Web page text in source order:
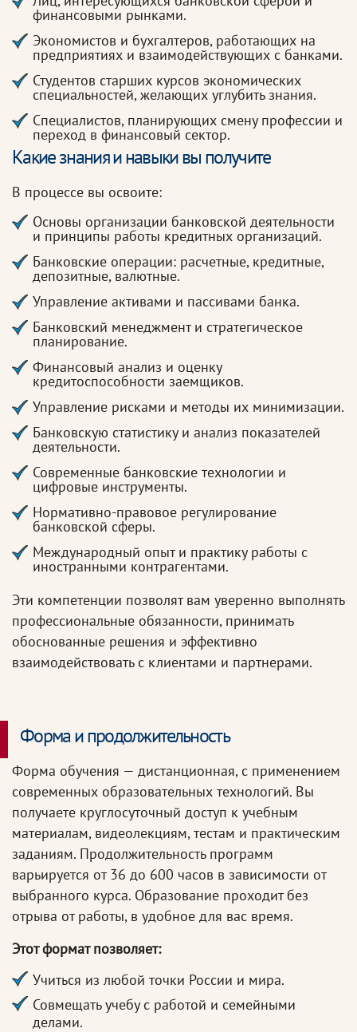
финансовыми рынками.
Экономистов и бухгалтеров, работающих на
предприятиях и взаимодействующих с банками.
Студентов старших курсов экономических
специальностей, желающих углубить знания.
Специалистов, планирующих смену профессии и
переход в финансовый сектор.
Какие знания и навыки вы получите
В процессе вы освоите:
Основы организации банковской деятельности
и принципы работы кредитных организаций.
Банковские операции: расчетные, кредитные,
депозитные, валютные.
Управление активами и пассивами банка.
Банковский менеджмент и стратегическое
планирование.
Финансовый анализ и оценку
кредитоспособности заемщиков.
Управление рисками и методы их минимизации.
Банковскую статистику и анализ показателей
деятельности.
Современные банковские технологии и
цифровые инструменты.
Нормативно-правовое регулирование
банковской сферы.
Международный опыт и практику работы с
иностранными контрагентами.
Эти компетенции позволят вам уверенно выполнять
профессиональные обязанности, принимать
обоснованные решения и эффективно
взаимодействовать с клиентами и партнерами.
Форма и продолжительность
Форма обучения — дистанционная, с применением
современных образовательных технологий. Вы
получаете круглосуточный доступ к учебным
материалам, видеолекциям, тестам и практическим
заданиям. Продолжительность программ
варьируется от 36 до 600 часов в зависимости от
выбранного курса. Образование проходит без
отрыва от работы, в удобное для вас время.
Этот формат позволяет:
Учиться из любой точки России и мира.
Совмещать учебу с работой и семейными
делами.